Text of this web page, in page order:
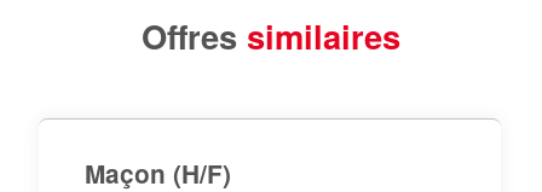
Offres similaires
Maçon (H/F)